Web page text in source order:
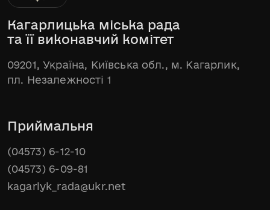
Кагарлицька міська рада
та її виконавчий комітет
09201, Україна, Київська обл., м. Кагарлик,
пл. Незалежності 1
Приймальня
(04573) 6-12-10
(04573) 6-09-81
kagarlyk_rada@ukr.net